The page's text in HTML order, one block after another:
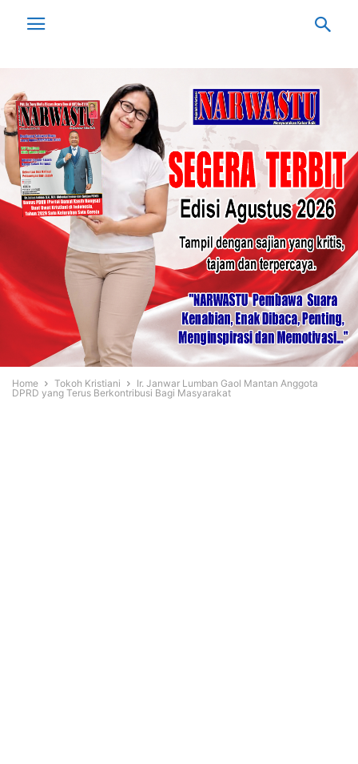
Home Tokoh Kristiani
Ir. Janwar Lumban Gaol Mantan Anggota
DPRD yang Terus Berkontribusi Bagi Masyarakat